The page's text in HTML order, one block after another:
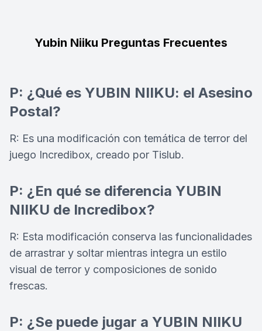
Yubin Niiku Preguntas Frecuentes
P: ¿Qué es YUBIN NIIKU: el Asesino
Postal?
R: Es una modificación con temática de terror del
juego Incredibox, creado por Tislub.
P: ¿En qué se diferencia YUBIN
NIIKU de Incredibox?
R: Esta modificación conserva las funcionalidades
de arrastrar y soltar mientras integra un estilo
visual de terror y composiciones de sonido
frescas.
P: ¿Se puede jugar a YUBIN NIIKU